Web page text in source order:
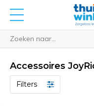
Accessoires
Filters